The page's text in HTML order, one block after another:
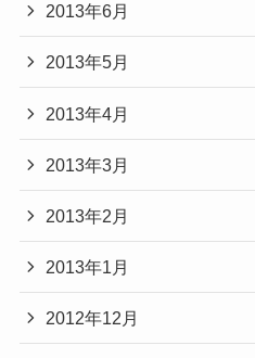
2013年6月
2013年5月
2013年4月
2013年3月
2013年2月
2013年1月
2012年12月